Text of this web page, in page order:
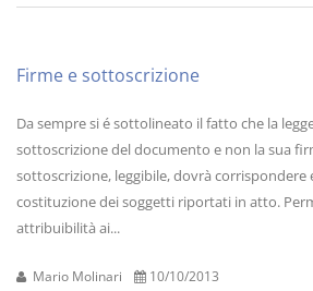
Firme e sottoscrizione
Da sempre si é sottolineato il fatto che la
sottoscrizione del documento e non la sua
sottoscrizione, leggibile, dovrà
costituzione dei soggetti riportati in atto.
attribuibilità ai...
Mario Molinari 10/10/2013